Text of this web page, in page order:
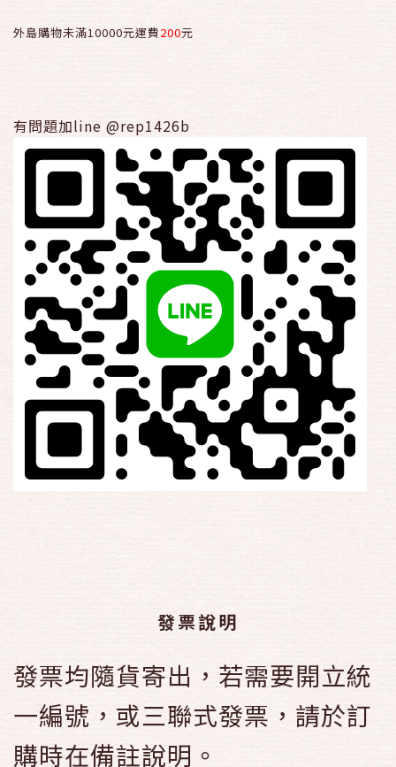
外島購物未滿10000元運費200元
有問題加line @rep1426b
發票說明
發票均隨貨寄出，若需要開立統
一編號，或三聯式發票，請於訂
購時在備註說明。